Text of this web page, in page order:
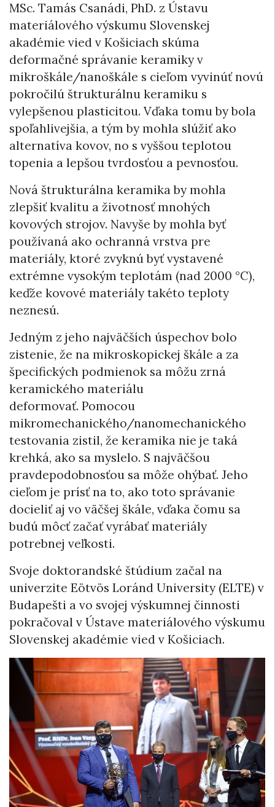
MSc. Tamás Csanádi, PhD. z Ústavu
materiálového výskumu Slovenskej
akadémie vied v Košiciach skúma
deformačné správanie keramiky v
mikroškále/nanoškále s cieľom vyvinúť novú
pokročilú štrukturálnu keramiku s
vylepšenou plasticitou. Vďaka tomu by bola
spoľahlivejšia, a tým by mohla slúžiť ako
alternatíva kovov, no s vyššou teplotou
topenia a lepšou tvrdosťou a pevnosťou.
Nová štrukturálna keramika by mohla
zlepšiť kvalitu a životnosť mnohých
kovových strojov. Navyše by mohla byť
používaná ako ochranná vrstva pre
materiály, ktoré zvyknú byť vystavené
extrémne vysokým teplotám (nad 2000 °C),
keďže kovové materiály takéto teploty
neznesú.
Jedným z jeho najväčších úspechov bolo
zistenie, že na mikroskopickej škále a za
špecifických podmienok sa môžu zrná
keramického materiálu
deformovať. Pomocou
mikromechanického/nanomechanického
testovania zistil, že keramika nie je taká
krehká, ako sa myslelo. S najväčšou
pravdepodobnosťou sa môže ohýbať. Jeho
cieľom je prísť na to, ako toto správanie
docieliť aj vo väčšej škále, vďaka čomu sa
budú môcť začať vyrábať materiály
potrebnej veľkosti.
Svoje doktorandské štúdium začal na
univerzite Eötvös Loránd University (ELTE) v
Budapešti a vo svojej výskumnej činnosti
pokračoval v Ústave materiálového výskumu
Slovenskej akadémie vied v Košiciach.